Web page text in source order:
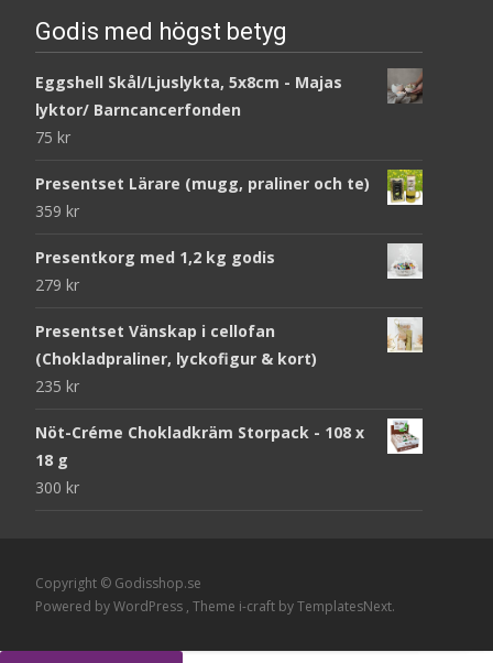
Godis med högst betyg
Eggshell Skål/Ljuslykta, 5x8cm - Majas
lyktor/ Barncancerfonden
75 kr
Presentset Lärare (mugg, praliner och te)
359 kr
Presentkorg med 1,2 kg godis
279 kr
Presentset Vänskap i cellofan
(Chokladpraliner, lyckofigur & kort)
235 kr
Nöt-Créme Chokladkräm Storpack - 108 x
18 g
300 kr
Copyright © Godisshop.se
Powered by WordPress , Theme i-craft by TemplatesNext.